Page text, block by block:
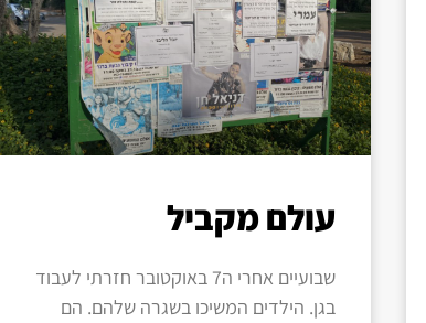
עולם מקביל
שבועיים אחרי ה7 באוקטובר חזרתי לעבוד
בגן. הילדים המשיכו בשגרה שלהם. הם